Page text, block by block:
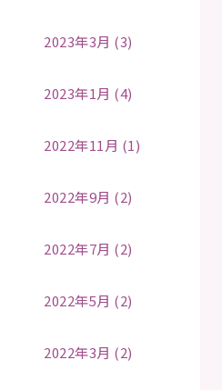
2023年3月 (3)
2023年1月 (4)
2022年11月 (1)
2022年9月 (2)
2022年7月 (2)
2022年5月 (2)
2022年3月 (2)